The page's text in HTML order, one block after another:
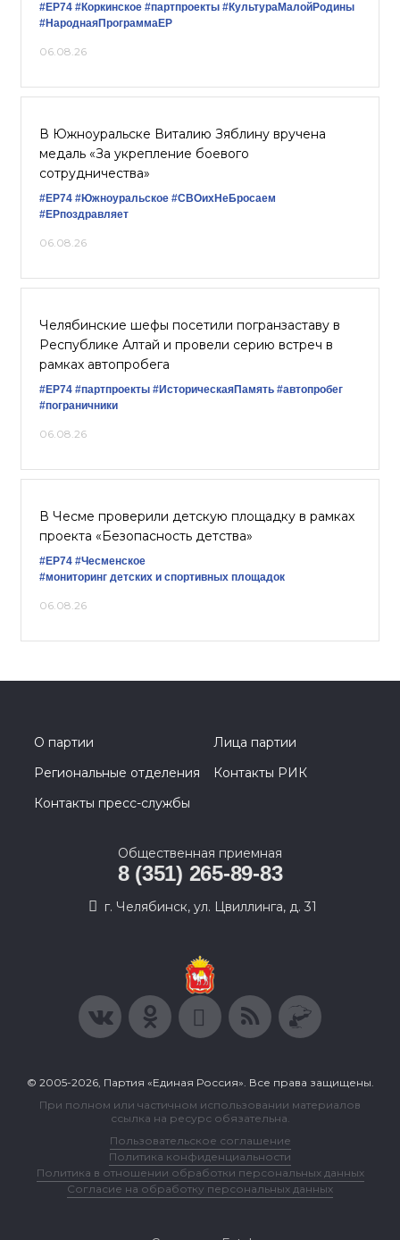
#ЕР74 #Коркинское #партпроекты #КультураМалойРодины
#НароднаяПрограммаЕР
06.08.26
В Южноуральске Виталию Зяблину вручена
медаль «За укрепление боевого
сотрудничества»
#ЕР74 #Южноуральское #СВОихНеБросаем
#ЕРпоздравляет
06.08.26
Челябинские шефы посетили погранзаставу в
Республике Алтай и провели серию встреч в
рамках автопробега
#ЕР74 #партпроекты #ИсторическаяПамять #автопробег
#пограничники
06.08.26
В Чесме проверили детскую площадку в рамках
проекта «Безопасность детства»
#ЕР74 #Чесменское
#мониторинг детских и спортивных площадок
06.08.26
О партии
Лица партии
Региональные отделения
Контакты РИК
Контакты пресс-службы
Общественная приемная
8 (351) 265-89-83
г. Челябинск, ул. Цвиллинга, д. 31
© 2005-2026, Партия «Единая Россия». Все права защищены.
При полном или частичном использовании материалов
ссылка на ресурс обязательна.
Пользовательское соглашение
Политика конфиденциальности
Политика в отношении обработки персональных данных
Согласие на обработку персональных данных